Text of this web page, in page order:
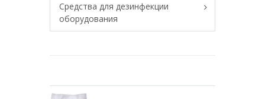
Средства для дезинфекции
оборудования